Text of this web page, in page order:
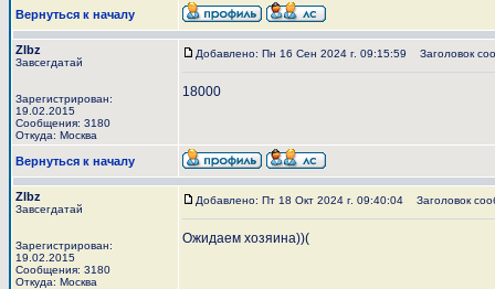
Вернуться к началу
Zlbz
Завсегдатай
Зарегистрирован:
19.02.2015
Сообщения: 3180
Откуда: Москва
Добавлено: Пн 16 Сен 2024 г. 09:15:59 Заголовок
18000
Вернуться к началу
Zlbz
Завсегдатай
Зарегистрирован:
19.02.2015
Сообщения: 3180
Откуда: Москва
Добавлено: Пт 18 Окт 2024 г. 09:40:04 Заголовок
Ожидаем хозяина))(